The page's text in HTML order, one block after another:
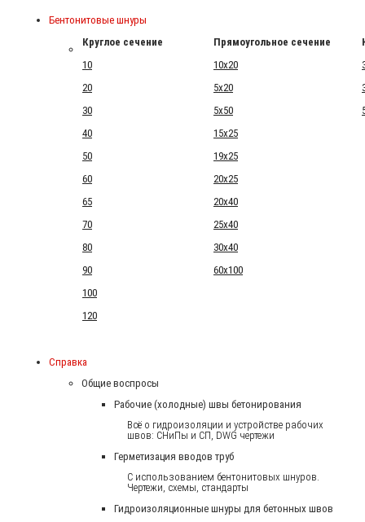
Бентонитовые шнуры
Круглое сечение
Прямоугольное сечение
10
10x20
20
5x20
30
5x50
40
15x25
50
19x25
60
20x25
65
20x40
70
25x40
80
30x40
90
60x100
100
120
Справка
Общие воспросы
Рабочие (холодные) швы бетонирования
Всё о гидроизоляции и устройстве рабочих
швов: СНиПы и СП, DWG чертежи
Герметизация вводов труб
С использованием бентонитовых шнуров.
Чертежи, схемы, стандарты
Гидроизоляционные шнуры для бетонных швов